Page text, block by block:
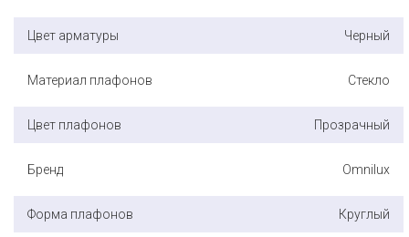
Цвет арматуры Черный
Материал плафонов Стекло
Цвет плафонов Прозрачный
Бренд Omnilux
Форма плафонов Круглый